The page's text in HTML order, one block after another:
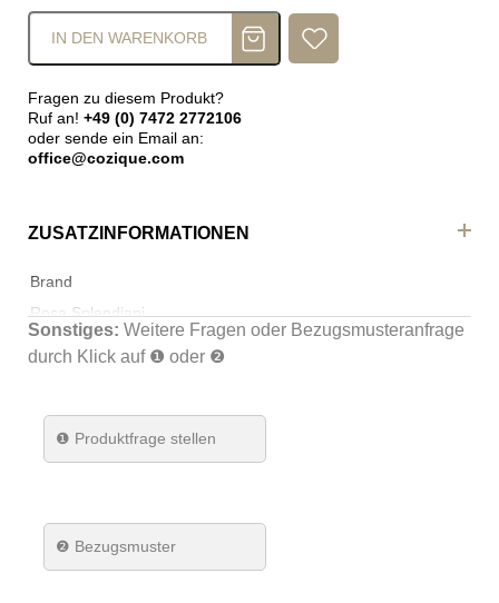
IN DEN WARENKORB
Fragen zu diesem Produkt?
Ruf an! +49 (0) 7472 2772106
oder sende ein Email an:
office@cozique.com
ZUSATZINFORMATIONEN
Brand
Rosa Splendiani
Sonstiges: Weitere Fragen oder Bezugsmusteranfrage
durch Klick auf ❶ oder ❷
❶ Produktfrage stellen
❷ Bezugsmuster